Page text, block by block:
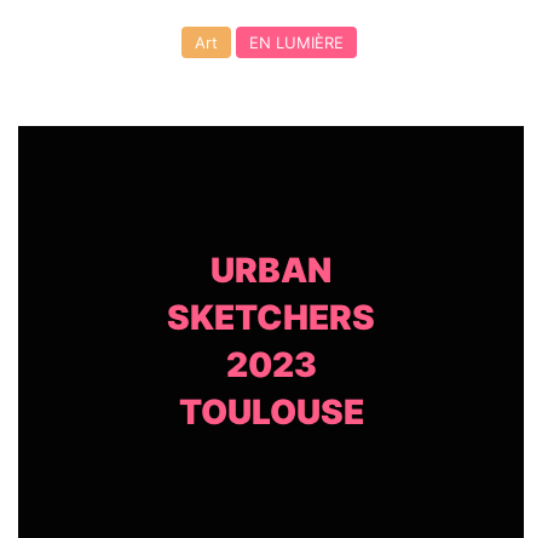
Art EN LUMIÈRE
URBAN
SKETCHERS
2023
TOULOUSE